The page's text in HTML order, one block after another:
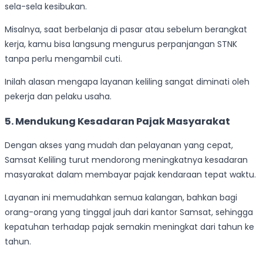
sela-sela kesibukan.
Misalnya, saat berbelanja di pasar atau sebelum berangkat
kerja, kamu bisa langsung mengurus perpanjangan STNK
tanpa perlu mengambil cuti.
Inilah alasan mengapa layanan keliling sangat diminati oleh
pekerja dan pelaku usaha.
5.Mendukung Kesadaran Pajak Masyarakat
Dengan akses yang mudah dan pelayanan yang cepat,
Samsat Keliling turut mendorong meningkatnya kesadaran
masyarakat dalam membayar pajak kendaraan tepat waktu.
Layanan ini memudahkan semua kalangan, bahkan bagi
orang-orang yang tinggal jauh dari kantor Samsat, sehingga
kepatuhan terhadap pajak semakin meningkat dari tahun ke
tahun.